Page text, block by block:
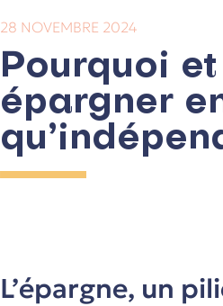
28 NOVEMBRE 2024
Pourquoi
épargner
L’épargne, un